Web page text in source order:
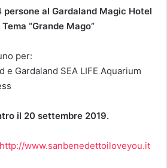
al Gardaland Magic Hotel
“Grande Mago”
per:
e Gardaland SEA LIFE Aquarium
il 20 settembre 2019.
http://www.sanbenedettoiloveyou.it